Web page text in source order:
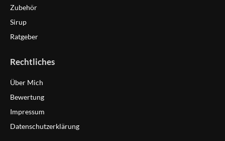
Zubehör
Sirup
Ratgeber
Rechtliches
Über Mich
Bewertung
Impressum
Datenschutzerklärung